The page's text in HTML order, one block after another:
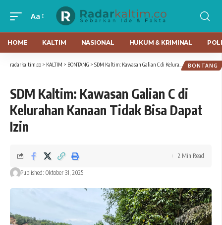
Aa
HOME KALTIM NASIONAL HUKUM & KRIMINAL
radarkaltim.co > KALTIM > BONTANG > SDM Kaltim: Kawasan Galian C di Kelurahan Kanaan Tidak Bisa Dapat Izin BONTANG
SDM Kaltim: Kawasan Galian C di
Kelurahan Kanaan Tidak Bisa Dapat
Izin
Published: Oktober 31, 2025
2 Min Read